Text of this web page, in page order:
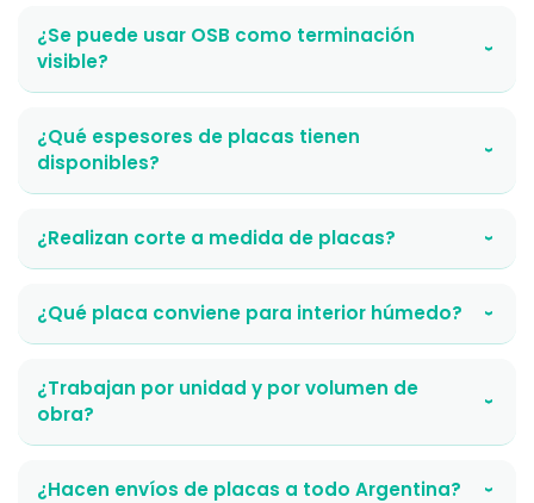
¿Se puede usar OSB como terminación
visible?
›
¿Qué espesores de placas tienen
disponibles?
›
¿Realizan corte a medida de placas? ›
¿Qué placa conviene para interior húmedo? ›
¿Trabajan por unidad y por volumen de
obra?
›
¿Hacen envíos de placas a todo Argentina? ›